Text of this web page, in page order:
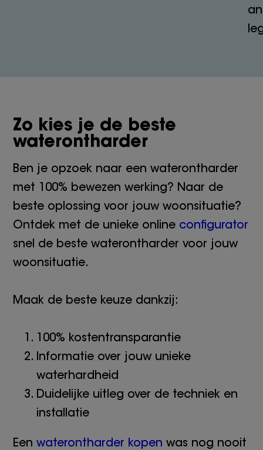
Zo kies je de beste
waterontharder
Ben je opzoek naar een waterontharder
met 100% bewezen werking? Naar de
beste oplossing voor jouw woonsituatie?
Ontdek met de unieke online configurator
snel de beste waterontharder voor jouw
woonsituatie.
Maak de beste keuze dankzij:
100% kostentransparantie
Informatie over jouw unieke
waterhardheid
Duidelijke uitleg over de techniek en
installatie
Eenwaterontharder kopen was nog nooit